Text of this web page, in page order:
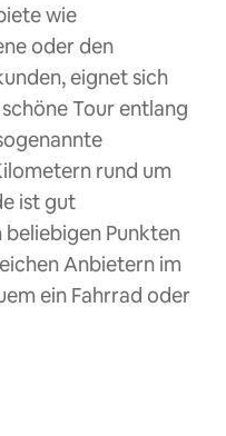
wie
oder den
eignet sich
Tour entlang
rund um
ist gut
Punkten
Anbietern im
ein Fahrrad oder